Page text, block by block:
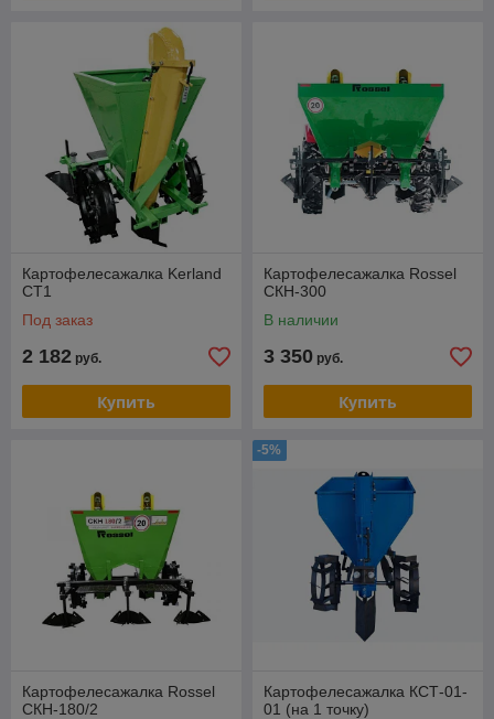
Картофелесажалка Kerland
CT1
Под заказ
2 182 руб.
Купить
Картофелесажалка Rossel
СКН-300
В наличии
3 350 руб.
Купить
Картофелесажалка Rossel
СКН-180/2
-5%
Картофелесажалка КСТ-01-
01 (на 1 точку)